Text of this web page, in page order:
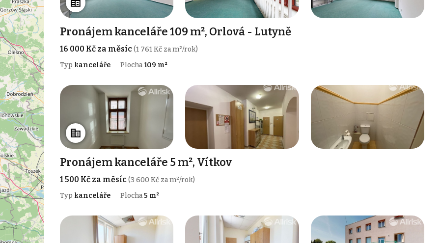
Pronájem kanceláře 109 m², Orlová - Lutyně
16 000 Kč za měsíc(1 761 Kč za m²/rok)
Typ kanceláře Plocha109 m²
Pronájem kanceláře 5 m², Vítkov
1 500 Kč za měsíc(3 600 Kč za m²/rok)
Typ kanceláře Plocha5 m²